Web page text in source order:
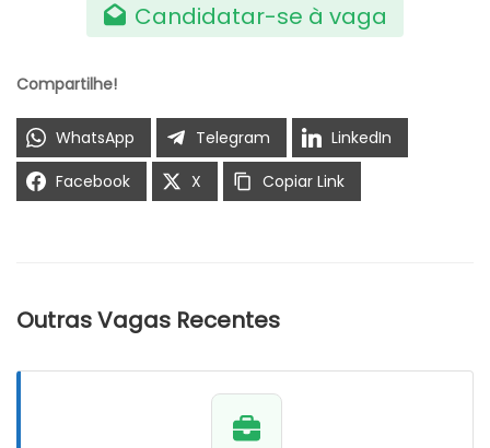
Candidatar-se à vaga
Compartilhe!
WhatsApp Telegram
LinkedIn
Facebook
X Copiar Link
Outras Vagas Recentes